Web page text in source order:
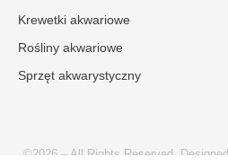
Krewetki akwariowe
Rośliny akwariowe
Sprzęt akwarystyczny
©2026 – All Rights Reserved.